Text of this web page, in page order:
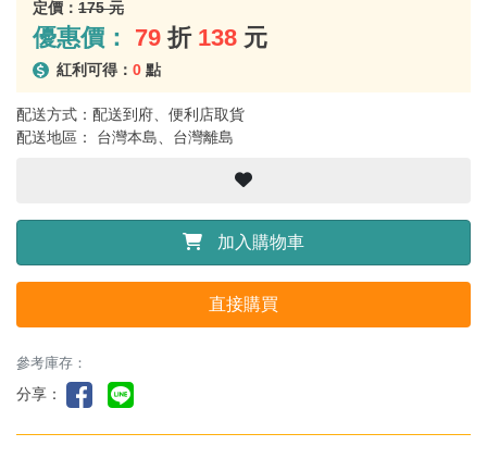
定價： 175 元
優惠價： 79 折 138 元
紅利可得： 0 點
配送方式：配送到府、便利店取貨
配送地區： 台灣本島、台灣離島
加入購物車
直接購買
參考庫存：
分享：